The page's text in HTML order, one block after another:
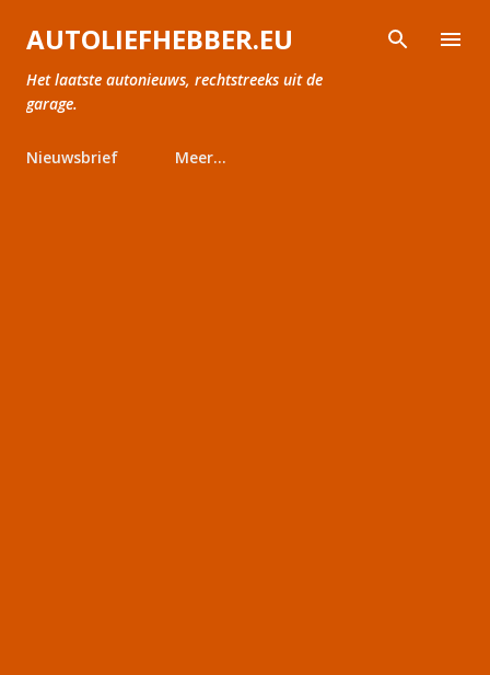
Doorgaan naar hoofdcontent
AUTOLIEFHEBBER.EU
Het laatste autonieuws, rechtstreeks uit de
garage.
Nieuwsbrief Meer…